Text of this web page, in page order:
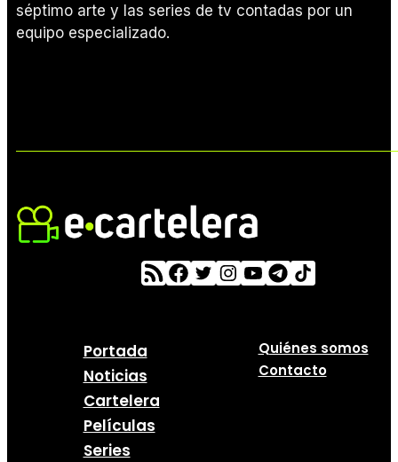
séptimo arte y las series de tv contadas por un
equipo especializado.
Portada
Noticias
Cartelera
Películas
Series
Quiénes somos
Contacto